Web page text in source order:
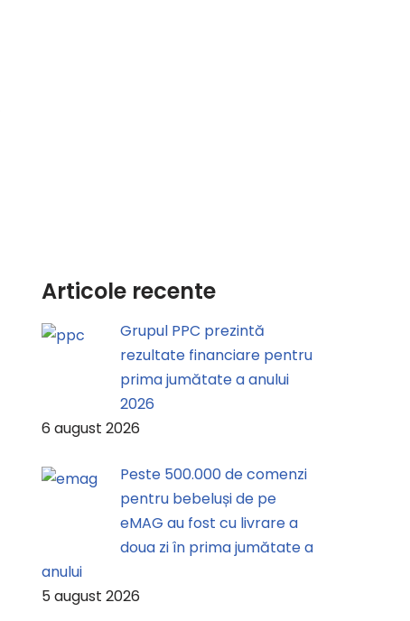
Articole recente
Grupul PPC prezintă
rezultate financiare pentru
prima jumătate a anului
2026
6 august 2026
Peste 500.000 de comenzi
pentru bebeluși de pe
eMAG au fost cu livrare a
doua zi în prima jumătate a
anului
5 august 2026